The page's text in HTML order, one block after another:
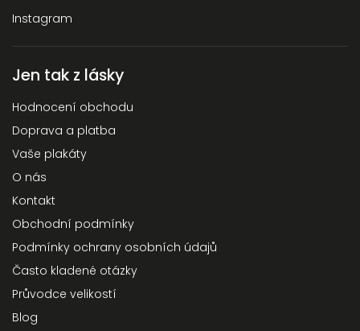
Instagram
Jen tak z lásky
Hodnocení obchodu
Doprava a platba
Vaše plakáty
O nás
Kontakt
Obchodní podmínky
Podmínky ochrany osobních údajů
Často kladené otázky
Průvodce velikostí
Blog